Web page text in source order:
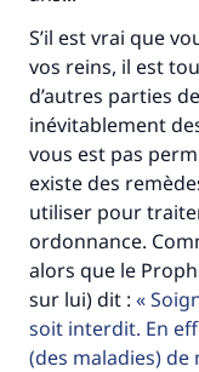
S’il est vrai que
vos reins, il est
d’autres parties
inévitablement
vous est pas
existe des
utiliser pour
ordonnance.
alors que le
sur lui) dit :
soit interdit. En
(des maladies) de
Aidez
Le
"Celui qui
même